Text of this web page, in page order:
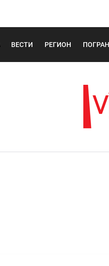
ВЕСТИ РЕГИОН